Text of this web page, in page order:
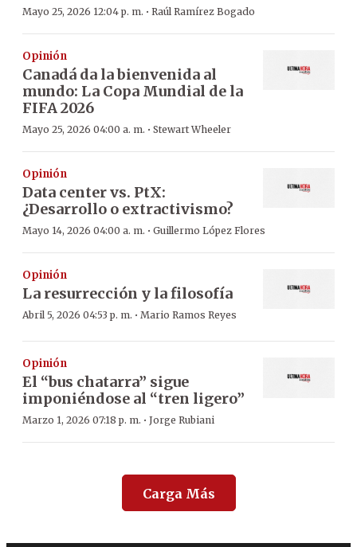
Mayo 25, 2026 12:04 p. m. · Raúl Ramírez Bogado
Opinión
Canadá da la bienvenida al
mundo: La Copa Mundial de la
FIFA 2026
Mayo 25, 2026 04:00 a. m. · Stewart Wheeler
Opinión
Data center vs. PtX:
¿Desarrollo o extractivismo?
Mayo 14, 2026 04:00 a. m. · Guillermo López Flores
Opinión
La resurrección y la filosofía
Abril 5, 2026 04:53 p. m. · Mario Ramos Reyes
Opinión
El “bus chatarra” sigue
imponiéndose al “tren ligero”
Marzo 1, 2026 07:18 p. m. · Jorge Rubiani
Carga Más